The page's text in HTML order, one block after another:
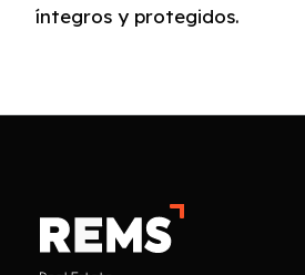
íntegros y protegidos.